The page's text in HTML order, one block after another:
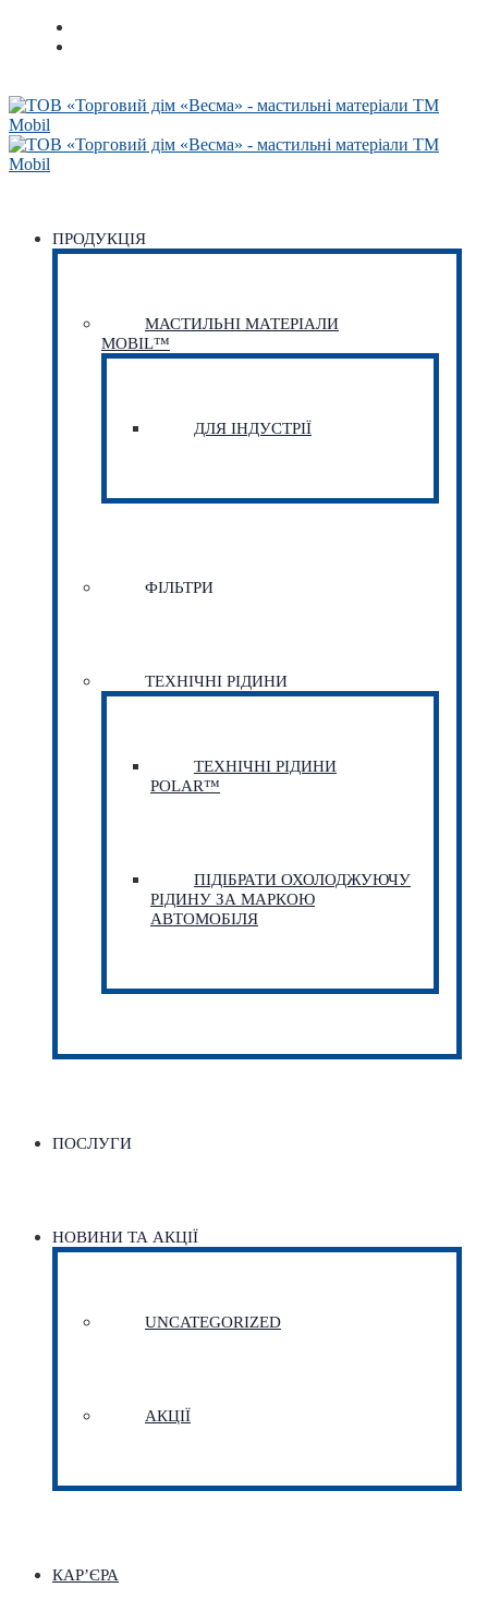
ПРОДУКЦІЯ
МАСТИЛЬНІ МАТЕРІАЛИ
MOBIL™
ДЛЯ ІНДУСТРІЇ
ФІЛЬТРИ
ТЕХНІЧНІ РІДИНИ
ТЕХНІЧНІ РІДИНИ
POLAR™
ПІДІБРАТИ ОХОЛОДЖУЮЧУ
РІДИНУ ЗА МАРКОЮ
АВТОМОБІЛЯ
ПОСЛУГИ
НОВИНИ ТА АКЦІЇ
UNCATEGORIZED
АКЦІЇ
КАР’ЄРА